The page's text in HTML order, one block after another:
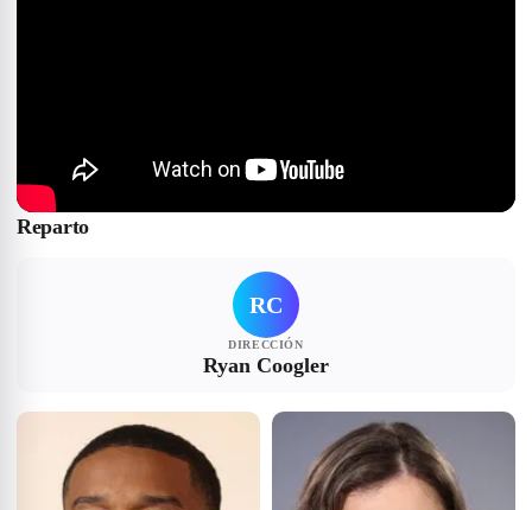
Reparto
RC
DIRECCIÓN
Ryan Coogler